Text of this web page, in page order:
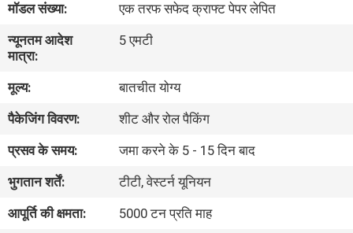
कारखाने
का
गुणवत्ता
नियंत्रण
हमसे
मॉडल संख्या:
एक तरफ सफेद क्राफ्ट पेपर लेपित
न्यूनतम आदेश
मात्रा:
5 एमटी
मूल्य:
बातचीत योग्य
पैकेजिंग विवरण:
शीट और रोल पैकिंग
प्रसव के समय:
जमा करने के 5 - 15 दिन बाद
भुगतान शर्तें:
टीटी, वेस्टर्न यूनियन
आपूर्ति की क्षमता:
5000 टन प्रति माह